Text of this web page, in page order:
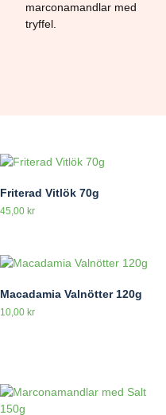
marconamandlar med
tryffel.
Friterad Vitlök 70g
45,00 kr
Macadamia Valnötter 120g
10,00 kr